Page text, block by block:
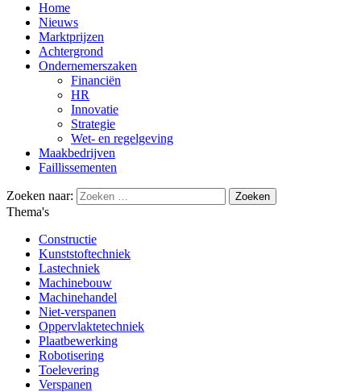
Home
Nieuws
Marktprijzen
Achtergrond
Ondernemerszaken
Financiën
HR
Innovatie
Strategie
Wet- en regelgeving
Maakbedrijven
Faillissementen
Zoeken naar:
Thema's
Constructie
Kunststoftechniek
Lastechniek
Machinebouw
Machinehandel
Niet-verspanen
Oppervlaktetechniek
Plaatbewerking
Robotisering
Toelevering
Verspanen